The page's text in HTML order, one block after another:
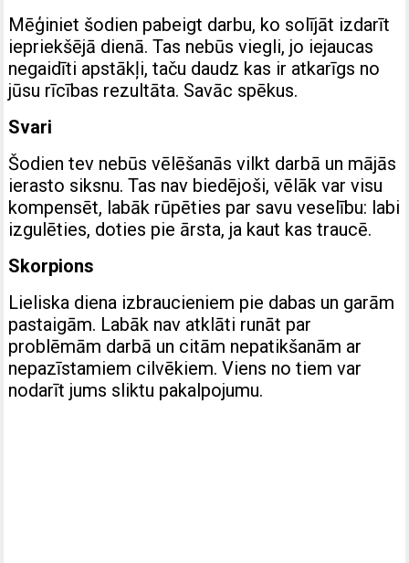
Mēģiniet šodien pabeigt darbu, ko solījāt izdarīt
iepriekšējā dienā. Tas nebūs viegli, jo iejaucas
negaidīti apstākļi, taču daudz kas ir atkarīgs no
jūsu rīcības rezultāta. Savāc spēkus.
Svari
Šodien tev nebūs vēlēšanās vilkt darbā un mājās
ierasto siksnu. Tas nav biedējoši, vēlāk var visu
kompensēt, labāk rūpēties par savu veselību: labi
izgulēties, doties pie ārsta, ja kaut kas traucē.
Skorpions
Lieliska diena izbraucieniem pie dabas un garām
pastaigām. Labāk nav atklāti runāt par
problēmām darbā un citām nepatikšanām ar
nepazīstamiem cilvēkiem. Viens no tiem var
nodarīt jums sliktu pakalpojumu.